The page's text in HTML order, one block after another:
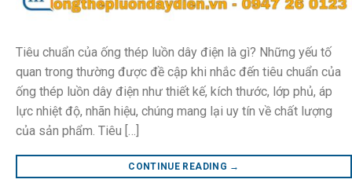
Tiêu chuẩn của ống thép luồn dây điện là gì? Những yếu tố
quan trong thường được đề cập khi nhắc đến tiêu chuẩn của
ống thép luồn dây điện như thiết kế, kích thước, lớp phủ, áp
lực nhiệt độ, nhãn hiệu, chúng mang lại uy tín về chất lượng
của sản phẩm. Tiêu […]
CONTINUE READING →